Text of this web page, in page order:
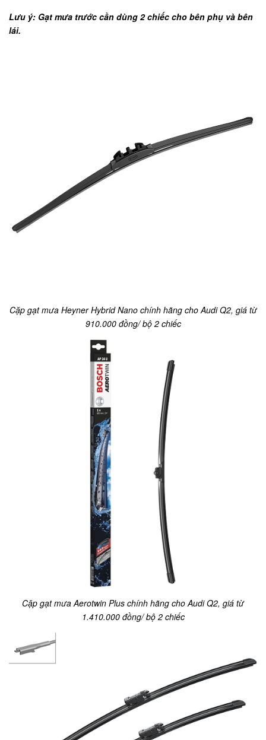
Lưu ý: Gạt mưa trước cần dùng 2 chiếc cho bên phụ và bên
lái.
Cặp gạt mưa Heyner Hybrid Nano chính hãng cho Audi Q2, giá từ
910.000 đồng/ bộ 2 chiếc
Cặp gạt mưa Aerotwin Plus chính hãng cho Audi Q2, giá từ
1.410.000 đồng/ bộ 2 chiếc